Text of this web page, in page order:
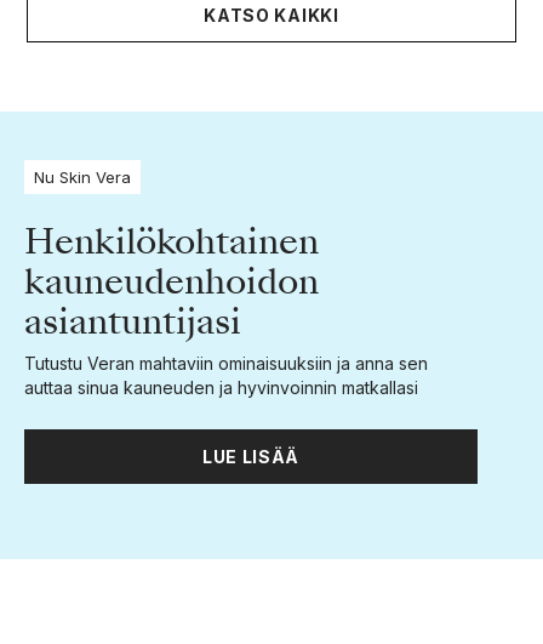
KATSO KAIKKI
Nu Skin Vera
Henkilökohtainen
kauneudenhoidon
asiantuntijasi
Tutustu Veran mahtaviin ominaisuuksiin ja anna sen
auttaa sinua kauneuden ja hyvinvoinnin matkallasi
LUE LISÄÄ